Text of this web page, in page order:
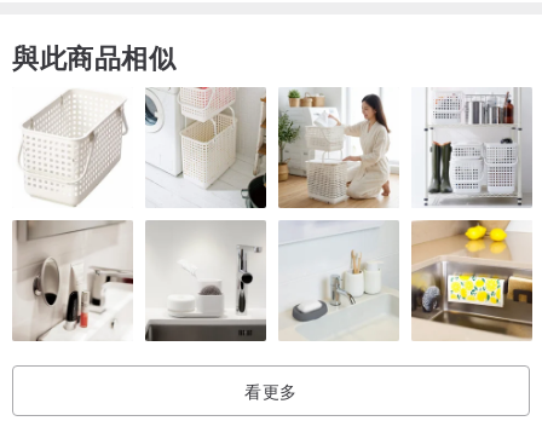
微量元素.
白色，基本上不含雜質。
紅色，含三價鐵。[2]
黑色，含2%以上的鉻。
綠色，含2%以上的鉻和二價鐵。
黃色，含元素鐵。
紫色，含元素錳。
藍色，基本上與緑色一樣，可是比其他顏色少見。
微量元素「鈣」（Ca）是身體內含量最高的礦物質，主要分布在骨骼
與此商品相似
看更多